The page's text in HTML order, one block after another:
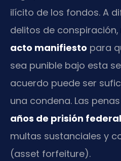
ilícito de los fondos. A
delitos de conspiración,
acto manifiesto para
sea punible bajo esta
acuerdo puede ser
una condena. Las
años de prisión federal
multas sustanciales y
(asset forfeiture).